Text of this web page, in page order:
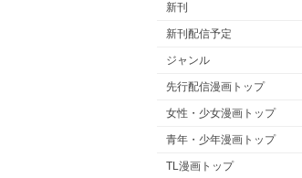
新刊
新刊配信予定
ジャンル
先行配信漫画トップ
女性・少女漫画トップ
青年・少年漫画トップ
TL漫画トップ